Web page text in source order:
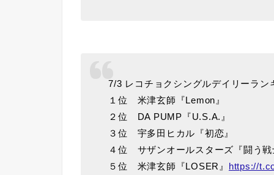
7/3 レコチョクシングルデイリーラン
１位 米津玄師『Lemon』
２位 DA PUMP『U.S.A.』
３位 宇多田ヒカル『初恋』
４位 サザンオールスターズ『闘う
５位 米津玄師『LOSER』 https://